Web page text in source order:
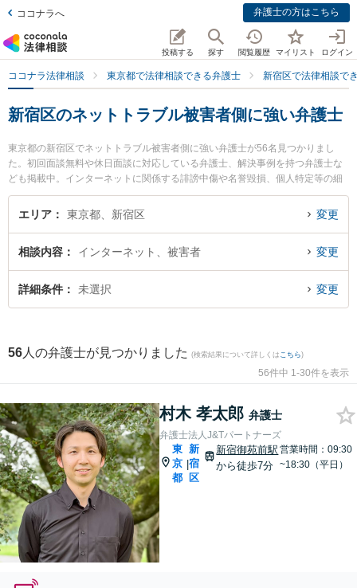
ココナラへ 弁護士の方はこちら
投稿する 探す 閲覧履歴 マイリスト ログイン
ココナラ法律相談 東京都で法律相談できる弁護士 新宿区で法律相談で
新宿区のネットトラブル被害者側に強い弁護士
東京都の新宿区でネットトラブル被害者側に強い弁護士が56名見つかりまし
た。初回面談無料や休日面談に対応している弁護士、解決事例を持つ弁護士な
ども掲載中。インターネットに関係する誹謗中傷や名誉毀損、個人特定等の細
かな分野での絞り込み検索もでき便利です。特に弁護士法人J&Tパートナーズ
の村木 孝太郎弁護士やグラディアトル法律事務所の久米 孝和弁護士、永岡法律
ブルを今すぐに弁護士に相談したい』『ネットトラブル被害者側のトラブル解
決の実績豊富な近くの弁護士を検索したい』『初回相談無料でネットトラブル
被害者側を法律相談できる新宿区内の弁護士に相談予約したい』などでお困り
エリア 東京都、新宿区 変更
相談内容 インターネット、被害者 変更
詳細条件 未選択 変更
56 人の弁護士が見つかりました (検索結果について詳しくは こちら)
56件中 1-30件を表示
村木 孝太郎 弁護士
弁護士法人J&Tパートナーズ
東
京
都
|
新
宿
区
新宿御苑前駅
から徒歩7分
営業時間：09:30
~18:30（平日）